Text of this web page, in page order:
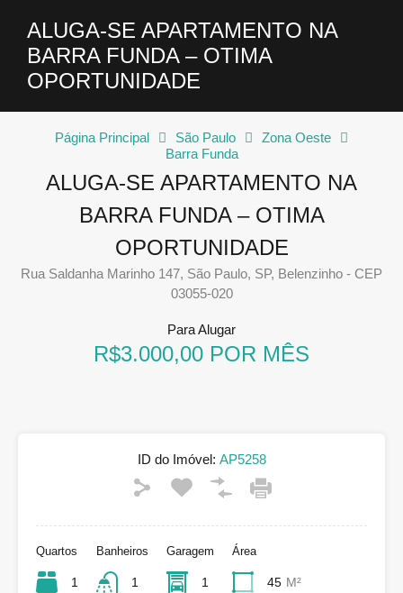
ALUGA-SE APARTAMENTO NA
BARRA FUNDA – OTIMA
OPORTUNIDADE
Página Principal São Paulo
Zona Oeste
Barra Funda
ALUGA-SE APARTAMENTO NA
BARRA FUNDA – OTIMA
OPORTUNIDADE
Rua Saldanha Marinho 147, São Paulo, SP, Belenzinho - CEP
03055-020
Para Alugar
R$3.000,00 POR MÊS
ID do Imóvel: AP5258
Quartos
1
Banheiros
1
Garagem
1
Área
45 M²